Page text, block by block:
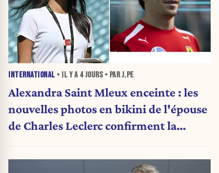
INTERNATIONAL • IL Y A 4 JOURS• PAR J.PE
Alexandra Saint Mleux enceinte : les
nouvelles photos en bikini de l'épouse
de Charles Leclerc confirment la